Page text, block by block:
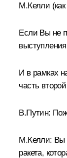
М.Келли
Если Вы не
И в рамках
часть
В.Путин:
М.Келли: Вы
ракета,